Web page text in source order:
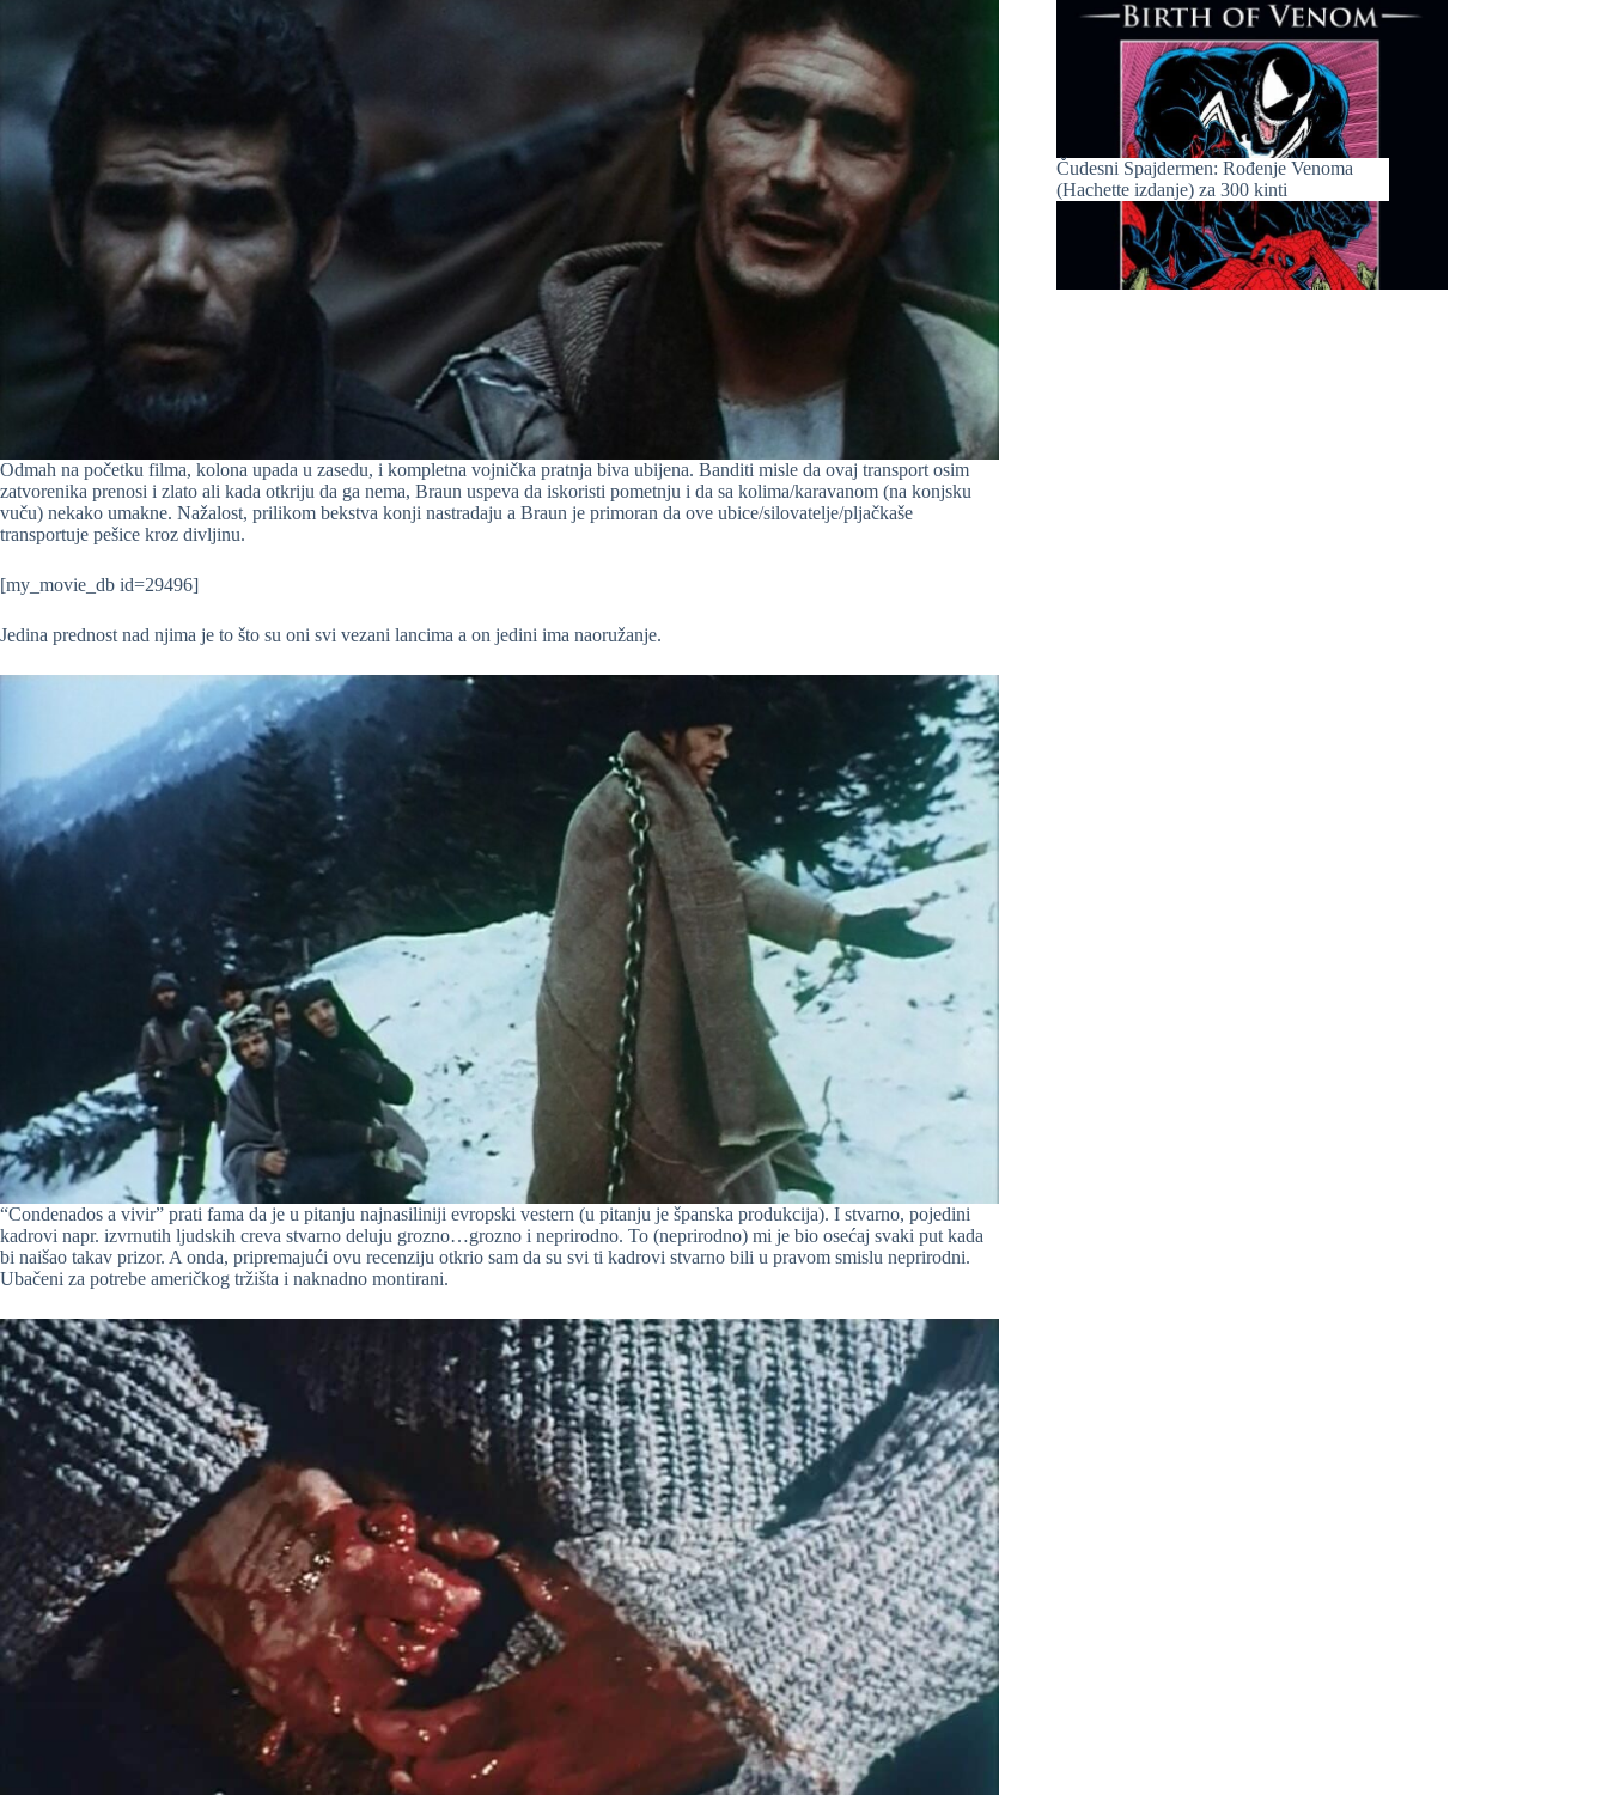
Odmah na početku filma, kolona upada u zasedu, i kompletna vojnička pratnja biva ubijena. Banditi misle da ovaj transport osim
zatvorenika prenosi i zlato ali kada otkriju da ga nema, Braun uspeva da iskoristi pometnju i da sa kolima/karavanom (na konjsku
vuču) nekako umakne. Nažalost, prilikom bekstva konji nastradaju a Braun je primoran da ove ubice/silovatelje/pljačkaše
transportuje pešice kroz divljinu.
[my_movie_db id=29496]
Jedina prednost nad njima je to što su oni svi vezani lancima a on jedini ima naoružanje.
“Condenados a vivir” prati fama da je u pitanju najnasiliniji evropski vestern (u pitanju je španska produkcija). I stvarno, pojedini
kadrovi napr. izvrnutih ljudskih creva stvarno deluju grozno…grozno i neprirodno. To (neprirodno) mi je bio osećaj svaki put kada
bi naišao takav prizor. A onda, pripremajući ovu recenziju otkrio sam da su svi ti kadrovi stvarno bili u pravom smislu neprirodni.
Ubačeni za potrebe američkog tržišta i naknadno montirani.
Čudesni Spajdermen: Rođenje Venoma
(Hachette izdanje) za 300 kinti